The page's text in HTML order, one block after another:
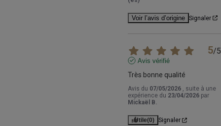
Voir l’avis d’origine Signaler
5/5
Avis vérifié
Très bonne qualité
Avis du 07/05/2026 , suite à une
expérience du 23/04/2026 par
Mickaël B.
Utile(0) Signaler